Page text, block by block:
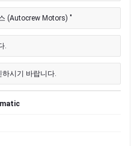
(Autocrew Motors) "
.
시기 바랍니다.